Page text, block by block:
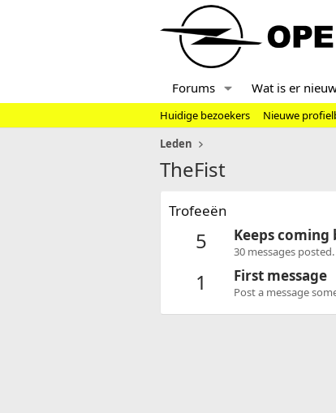
Forums Wat is er
Huidige bezoekers Nieuwe
Leden
TheFist
Trofeeën
5 Keeps coming
30 messages
1 First message
Post a message